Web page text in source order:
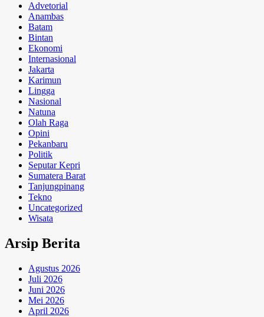
Advetorial
Anambas
Batam
Bintan
Ekonomi
Internasional
Jakarta
Karimun
Lingga
Nasional
Natuna
Olah Raga
Opini
Pekanbaru
Politik
Seputar Kepri
Sumatera Barat
Tanjungpinang
Tekno
Uncategorized
Wisata
Arsip Berita
Agustus 2026
Juli 2026
Juni 2026
Mei 2026
April 2026